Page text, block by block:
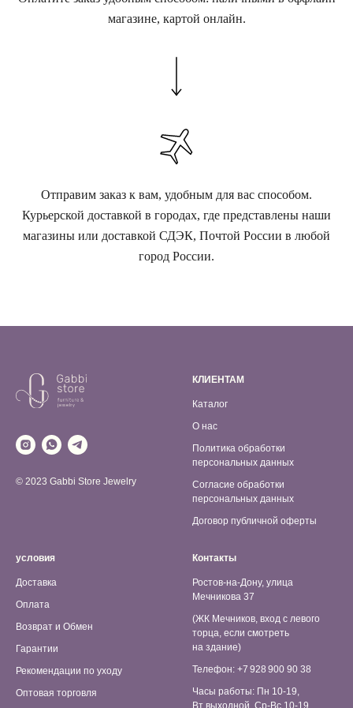
магазине, картой онлайн.
Отправим заказ к вам, удобным для вас способом.
Курьерской доставкой в городах, где представлены наши
магазины или доставкой СДЭК, Почтой России в любой
город России.
© 2023 Gabbi Store Jewelry
КЛИЕНТАМ
Каталог
О нас
Политика обработки
персональных данных
Согласие обработки
персональных данных
Договор публичной оферты
условия
Доставка
Оплата
Возврат и Обмен
Гарантии
Рекомендации по уходу
Оптовая торговля
Контакты
Ростов-на-Дону, улица
Мечникова 37
(ЖК Мечников, вход с левого
торца, если смотреть
на здание)
Телефон: +7 928 900 90 38
Часы работы: Пн 10-19,
Вт выходной, Ср-Вс 10-19